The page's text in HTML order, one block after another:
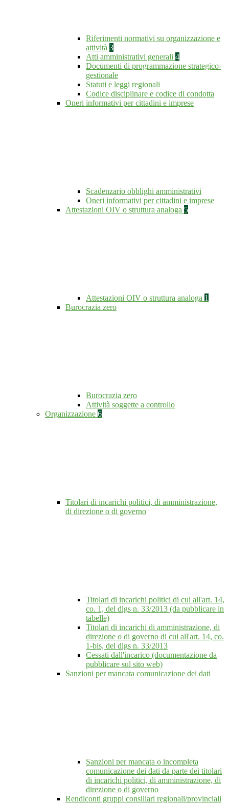
Riferimenti normativi su organizzazione e
attività 3
Atti amministrativi generali 4
Documenti di programmazione strategico-
gestionale
Statuti e leggi regionali
Codice disciplinare e codice di condotta
Oneri informativi per cittadini e imprese
Scadenzario obblighi amministrativi
Oneri informativi per cittadini e imprese
Attestazioni OIV o struttura analoga 5
Attestazioni OIV o struttura analoga 1
Burocrazia zero
Burocrazia zero
Attività soggette a controllo
Organizzazione 6
Titolari di incarichi politici, di amministrazione,
di direzione o di governo
Titolari di incarichi politici di cui all'art. 14,
co. 1, del dlgs n. 33/2013 (da pubblicare in
tabelle)
Titolari di incarichi di amministrazione, di
direzione o di governo di cui all'art. 14, co.
1-bis, del dlgs n. 33/2013
Cessati dall'incarico (documentazione da
pubblicare sul sito web)
Sanzioni per mancata comunicazione dei dati
Sanzioni per mancata o incompleta
comunicazione dei dati da parte dei titolari
di incarichi politici, di amministrazione, di
direzione o di governo
Rendiconti gruppi consiliari regionali/provinciali